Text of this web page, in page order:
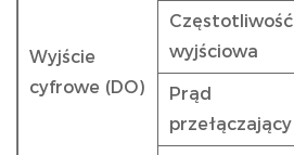
Wyjście
cyfrowe (DO)
Częstotliwość
wyjściowa
Prąd
przełączający